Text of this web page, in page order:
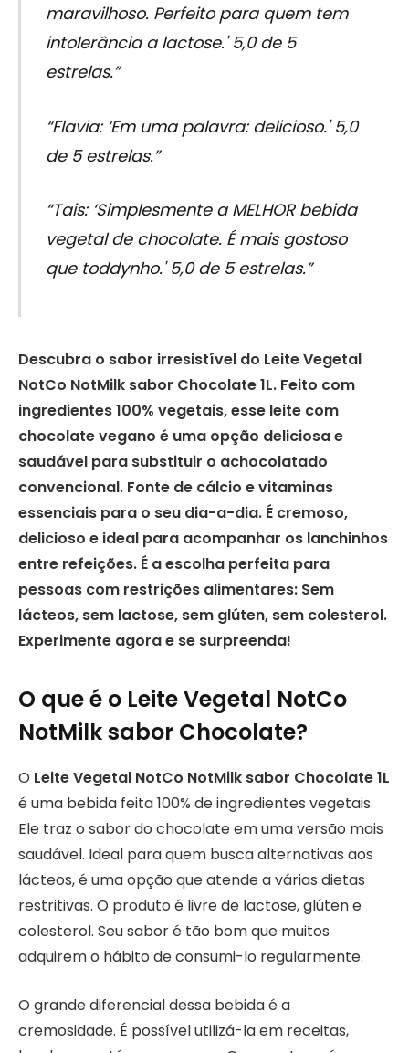
maravilhoso. Perfeito para quem tem
intolerância a lactose.' 5,0 de 5
estrelas.”
“Flavia: ‘Em uma palavra: delicioso.' 5,0
de 5 estrelas.”
“Tais: ‘Simplesmente a MELHOR bebida
vegetal de chocolate. É mais gostoso
que toddynho.' 5,0 de 5 estrelas.”
Descubra o sabor irresistível do Leite Vegetal
NotCo NotMilk sabor Chocolate 1L. Feito com
ingredientes 100% vegetais, esse leite com
chocolate vegano é uma opção deliciosa e
saudável para substituir o achocolatado
convencional. Fonte de cálcio e vitaminas
essenciais para o seu dia-a-dia. É cremoso,
delicioso e ideal para acompanhar os lanchinhos
entre refeições. É a escolha perfeita para
pessoas com restrições alimentares: Sem
lácteos, sem lactose, sem glúten, sem colesterol.
Experimente agora e se surpreenda!
O que é o Leite Vegetal NotCo
NotMilk sabor Chocolate?
O Leite Vegetal NotCo NotMilk sabor Chocolate 1L
é uma bebida feita 100% de ingredientes vegetais.
Ele traz o sabor do chocolate em uma versão mais
saudável. Ideal para quem busca alternativas aos
lácteos, é uma opção que atende a várias dietas
restritivas. O produto é livre de lactose, glúten e
colesterol. Seu sabor é tão bom que muitos
adquirem o hábito de consumi-lo regularmente.
O grande diferencial dessa bebida é a
cremosidade. É possível utilizá-la em receitas,